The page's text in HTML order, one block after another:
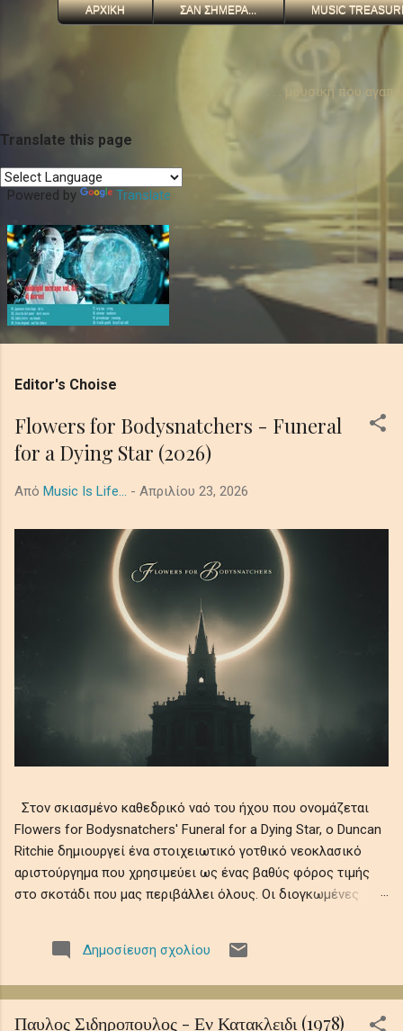
ΑΡΧΙΚΗ ΣΑΝ ΣΗΜΕΡΑ... MUSIC
. . . μουσικη που
Translate this page
Powered by Translate
Editor's Choise
Flowers for Bodysnatchers - Funeral
for a Dying Star (2026)
Από Music Is Life... - Απριλίου 23, 2026
Στον σκιασμένο καθεδρικό ναό του ήχου που ονομάζεται
Flowers for Bodysnatchers' Funeral for a Dying Star, ο Duncan
Ritchie δημιουργεί ένα στοιχειωτικό γοτθικό νεοκλασικό
αριστούργημα που χρησιμεύει ως ένας βαθύς φόρος τιμής
στο σκοτάδι που μας περιβάλλει όλους. Οι διογκωμένες
πιάνου και ατμοσφαιρικά ηχοχρώματα, θυμίζοντας την
αδυσώπητη φθορά του ουράνιου φωτός σε αιώνια νύχτα,
της ύπαρξης εν μέσω ψιθύρων απώλειας, απομόνωσης και
κοσμικής λήθης. Αυτό το ηχητικό ρέκβιεμ βυθίζει τους
Δημοσίευση σχολίου
Παυλος Σιδηροπουλος - Εν Κατακλειδι (1978)